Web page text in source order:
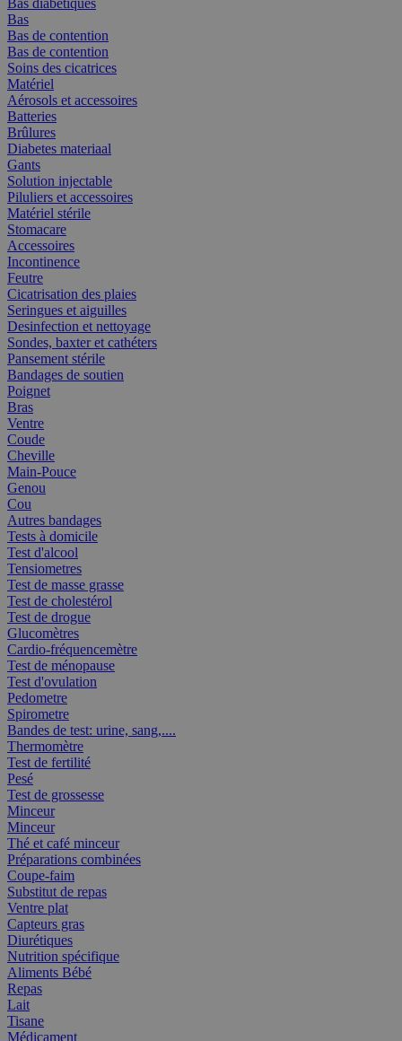
Bas diabétiques
Bas
Bas de contention
Bas de contention
Soins des cicatrices
Matériel
Aérosols et accessoires
Batteries
Brûlures
Diabetes materiaal
Gants
Solution injectable
Piluliers et accessoires
Matériel stérile
Stomacare
Accessoires
Incontinence
Feutre
Cicatrisation des plaies
Seringues et aiguilles
Desinfection et nettoyage
Sondes, baxter et cathéters
Pansement stérile
Bandages de soutien
Poignet
Bras
Ventre
Coude
Cheville
Main-Pouce
Genou
Cou
Autres bandages
Tests à domicile
Test d'alcool
Tensiometres
Test de masse grasse
Test de cholestérol
Test de drogue
Glucomètres
Cardio-fréquencemètre
Test de ménopause
Test d'ovulation
Pedometre
Spirometre
Bandes de test: urine, sang,....
Thermomètre
Test de fertilité
Pesé
Test de grossesse
Minceur
Minceur
Thé et café minceur
Préparations combinées
Coupe-faim
Substitut de repas
Ventre plat
Capteurs gras
Diurétiques
Nutrition spécifique
Aliments Bébé
Repas
Lait
Tisane
Médicament